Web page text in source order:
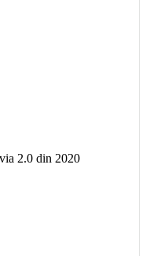
2.0 din 2020